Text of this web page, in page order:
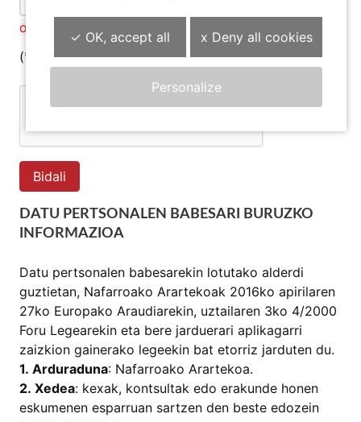
onartzen dut
(*) Nahitaez bete beharreko eremuak
Bidali
DATU PERTSONALEN BABESARI BURUZKO
INFORMAZIOA
Datu pertsonalen babesarekin lotutako alderdi
guztietan, Nafarroako Arartekoak 2016ko apirilaren
27ko Europako Araudiarekin, uztailaren 3ko 4/2000
Foru Legearekin eta bere jarduerari aplikagarri
zaizkion gainerako legeekin bat etorriz jarduten du.
1. Arduraduna: Nafarroako Arartekoa.
2. Xedea: kexak, kontsultak edo erakunde honen
eskumenen esparruan sartzen den beste edozein
✓ OK, accept all x Deny all cookies
Personalize